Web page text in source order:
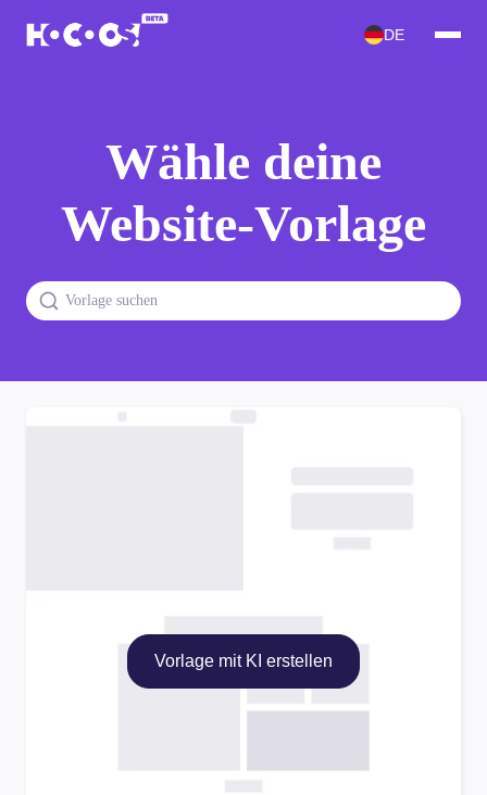
DE
Wähle deine
Website-Vorlage
Vorlage mit KI erstellen